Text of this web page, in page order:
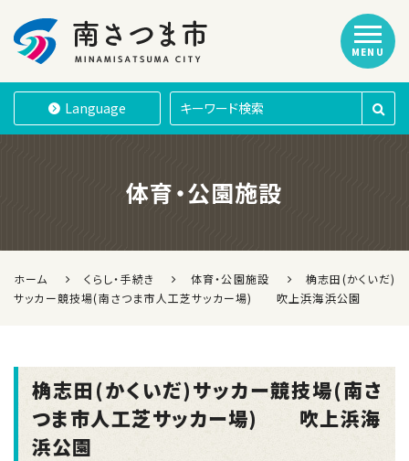
南さつま市
Language
MENU
体育・公園施設
ホーム くらし・手続き 体育・公園施設
桷志田(かくいだ)
サッカー競技場(南さつま市人工芝サッカー場) 吹上浜海浜公園
桷志田(かくいだ)サッカー競技場(南さ
つま市人工芝サッカー場) 吹上浜海
浜公園